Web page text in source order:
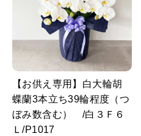
【お供え専用】白大輪胡
蝶蘭3本立ち39輪程度（つ
ぼみ数含む） /白３Ｆ６
Ｌ/P1017